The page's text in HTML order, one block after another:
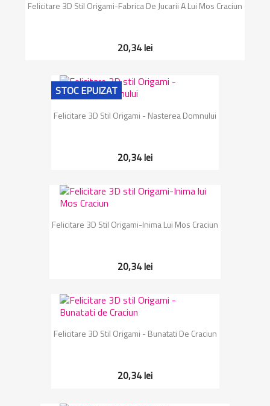
Felicitare 3D Stil Origami-Fabrica De Jucarii A Lui Mos Craciun
20,34 lei
Felicitare 3D Stil Origami - Nasterea Domnului
20,34 lei
STOC EPUIZAT
Felicitare 3D Stil Origami-Inima Lui Mos Craciun
20,34 lei
Felicitare 3D Stil Origami - Bunatati De Craciun
20,34 lei